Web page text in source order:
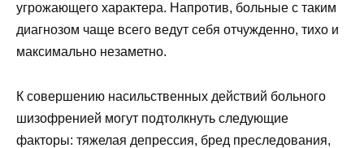
угрожающего характера. Напротив, больные с таким
диагнозом чаще всего ведут себя отчужденно, тихо и
максимально незаметно.
К совершению насильственных действий больного
шизофренией могут подтолкнуть следующие
факторы: тяжелая депрессия, бред преследования,